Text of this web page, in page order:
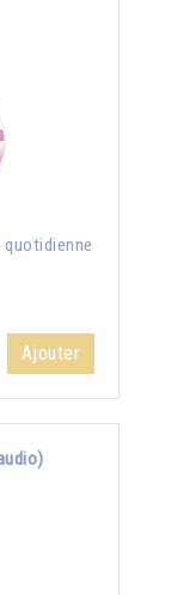
quotidienne
Ajouter